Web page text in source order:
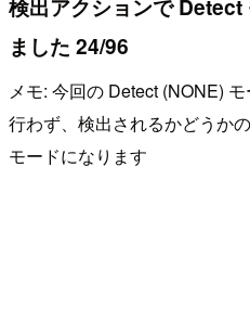
検出アクションで Detect
ました 24/96
メモ: 今回の Detect (NONE)
行わず、検出されるかどうか
モードになります